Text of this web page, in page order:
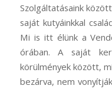
Szolgáltatásaink
saját kutyáinkkal
Mi is itt élünk a
órában. A saját
körülmények között,
bezárva, nem